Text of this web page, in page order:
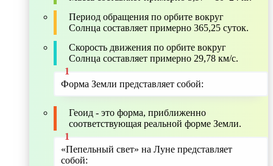
Период обращения по орбите вокруг
Солнца составляет примерно 365,25 суток.
Скорость движения по орбите вокруг
Солнца составляет примерно 29,78 км/с.
Форма Земли представляет собой:
Геоид - это форма, приближенно
соответствующая реальной форме Земли.
«Пепельный свет» на Луне представляет
собой: